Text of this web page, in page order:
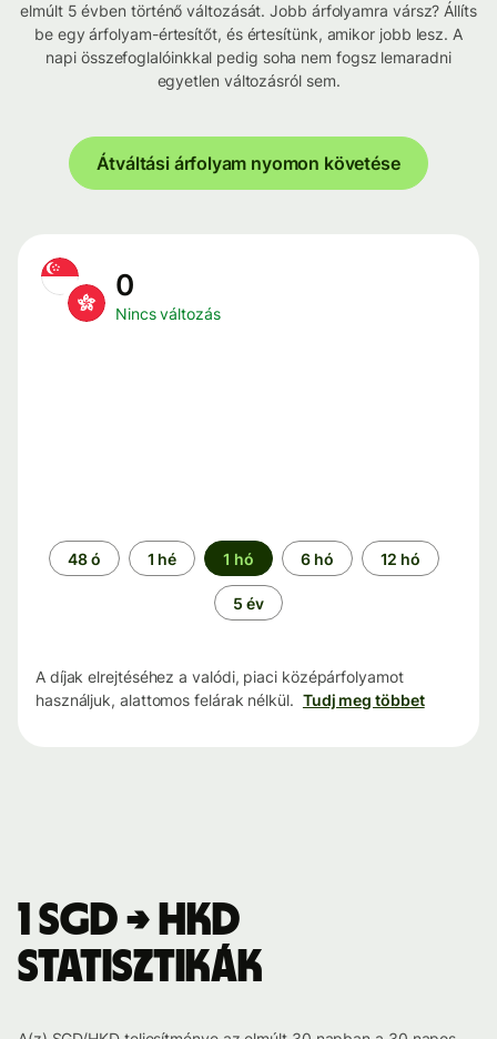
elmúlt 5 évben történő változását. Jobb árfolyamra vársz? Állíts
be egy árfolyam-értesítőt, és értesítünk, amikor jobb lesz. A
napi összefoglalóinkkal pedig soha nem fogsz lemaradni
egyetlen változásról sem.
Átváltási árfolyam nyomon követése
0
Nincs változás
Időszak
48 ó 1 hé 1 hó 6 hó 12 hó
5 év
A díjak elrejtéséhez a valódi, piaci középárfolyamot
használjuk, alattomos felárak nélkül. Tudj meg többet
1 SGD → HKD
statisztikák